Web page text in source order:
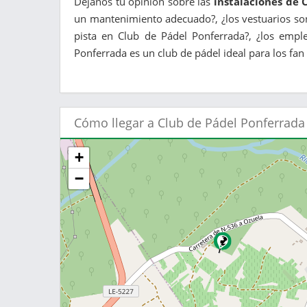
un mantenimiento adecuado?, ¿los vestuarios
pista en Club de Pádel Ponferrada?, ¿los
Ponferrada es un club de pádel ideal para los
Cómo llegar a Club de Pádel Ponferrada
+
−